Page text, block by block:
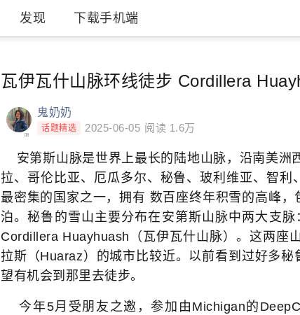
发现 下载手机端
瓦伊瓦什山脉环线徒步 Cordillera
鬼奶奶
话题精选 2025-06-05 阅读 1.6万
安第斯山脉是世界上最长的陆地山脉，沿南美洲
拉、哥伦比亚、厄瓜多尔、秘鲁、玻利维亚、智利
最密集的国家之一，拥有 数百座终年积雪的高峰
泊。秘鲁的雪山主要分布在安第斯山脉中两大支
Cordillera Huayhuash（瓦伊瓦什山脉）。这两座
拉斯（Huaraz）的城市比较近。以前看到过好多
望有机会到那里去徒步。
今年5月受朋友之邀，参加由Michigan的